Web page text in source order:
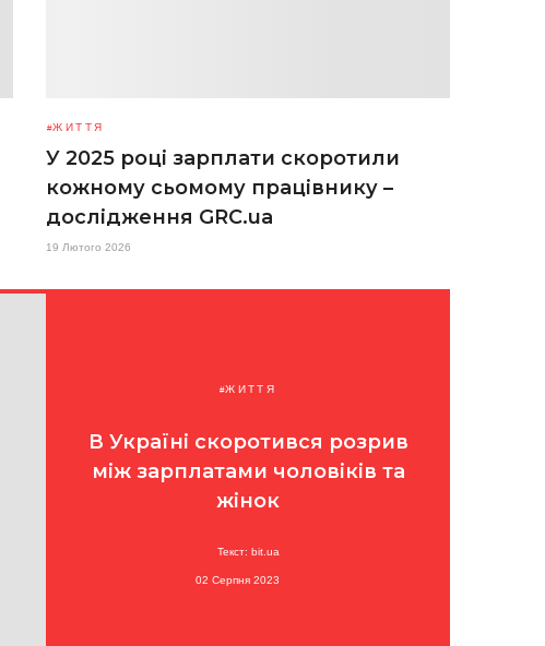
ЖИТТЯ
У 2025 році зарплати скоротили
кожному сьомому працівнику –
дослідження GRC.ua
19 Лютого 2026
ЖИТТЯ
В Україні скоротився розрив
між зарплатами чоловіків та
жінок
Текст: bit.ua
02 Серпня 2023